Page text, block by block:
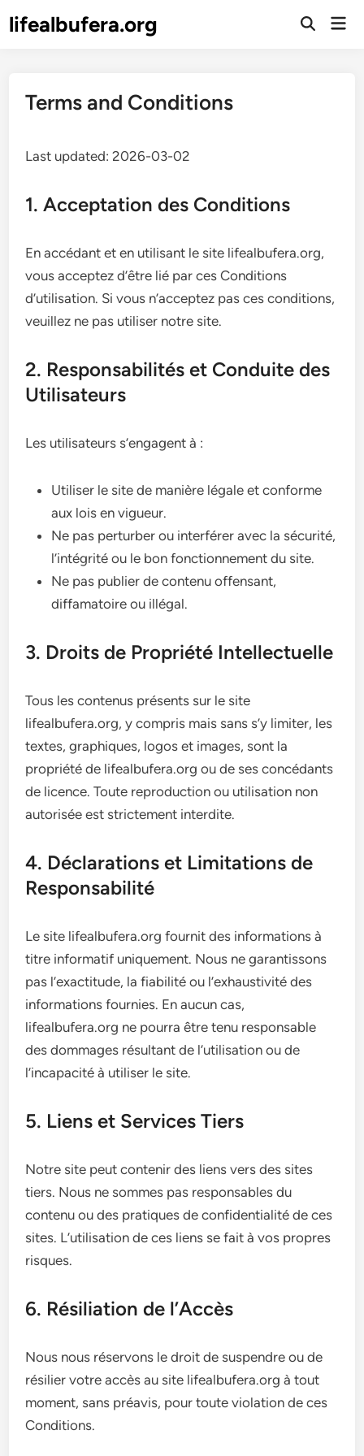
tolifealbufera.org
Open
Terms and Conditions
Last updated: 2026-03-02
1. Acceptation des Conditions
En accédant et en utilisant le site lifealbufera.org,
vous acceptez d’être lié par ces Conditions
d’utilisation. Si vous n’acceptez pas ces conditions,
veuillez ne pas utiliser notre site.
2. Responsabilités et Conduite des
Utilisateurs
Les utilisateurs s’engagent à :
Utiliser le site de manière légale et conforme
aux lois en vigueur.
Ne pas perturber ou interférer avec la sécurité,
l’intégrité ou le bon fonctionnement du site.
Ne pas publier de contenu offensant,
diffamatoire ou illégal.
3. Droits de Propriété Intellectuelle
Tous les contenus présents sur le site
lifealbufera.org, y compris mais sans s’y limiter, les
textes, graphiques, logos et images, sont la
propriété de lifealbufera.org ou de ses concédants
de licence. Toute reproduction ou utilisation non
autorisée est strictement interdite.
4. Déclarations et Limitations de
Responsabilité
Le site lifealbufera.org fournit des informations à
titre informatif uniquement. Nous ne garantissons
pas l’exactitude, la fiabilité ou l’exhaustivité des
informations fournies. En aucun cas,
lifealbufera.org ne pourra être tenu responsable
des dommages résultant de l’utilisation ou de
l’incapacité à utiliser le site.
5. Liens et Services Tiers
Notre site peut contenir des liens vers des sites
tiers. Nous ne sommes pas responsables du
contenu ou des pratiques de confidentialité de ces
sites. L’utilisation de ces liens se fait à vos propres
risques.
6. Résiliation de l’Accès
Nous nous réservons le droit de suspendre ou de
résilier votre accès au site lifealbufera.org à tout
moment, sans préavis, pour toute violation de ces
Conditions.